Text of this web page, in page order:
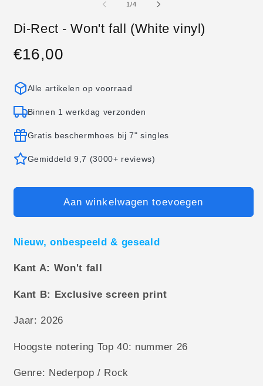
1/van
4
Di-Rect - Won't fall (White vinyl)
Normale
€16,00
Alle artikelen op voorraad
Binnen 1 werkdag verzonden
Gratis beschermhoes bij 7" singles
Gemiddeld 9,7 (3000+ reviews)
Aan winkelwagen toevoegen
Nieuw, onbespeeld & geseald
Kant A: Won't fall
Kant B: Exclusive screen print
Jaar: 2026
Hoogste notering Top 40: nummer 26
Genre: Nederpop / Rock